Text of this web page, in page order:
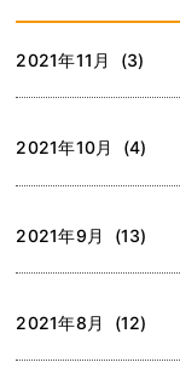
2021年11月 (3)
2021年10月 (4)
2021年9月 (13)
2021年8月 (12)